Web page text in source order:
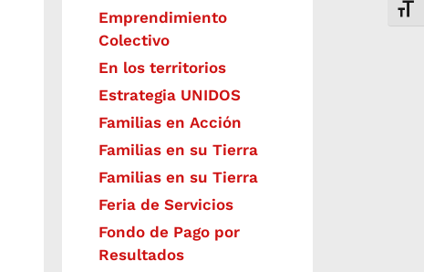
Emprendimiento
Colectivo
En los territorios
Estrategia UNIDOS
Familias en Acción
Familias en su Tierra
Familias en su Tierra
Feria de Servicios
Fondo de Pago por
Resultados